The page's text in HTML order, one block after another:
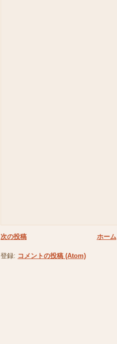
次の投稿 ホーム
登録: コメントの投稿 (Atom)